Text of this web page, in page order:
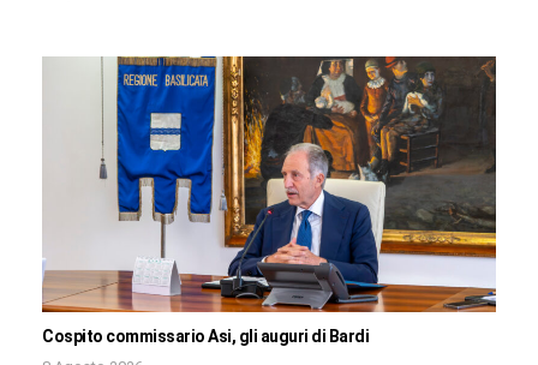
Cospito commissario Asi, gli auguri di Bardi